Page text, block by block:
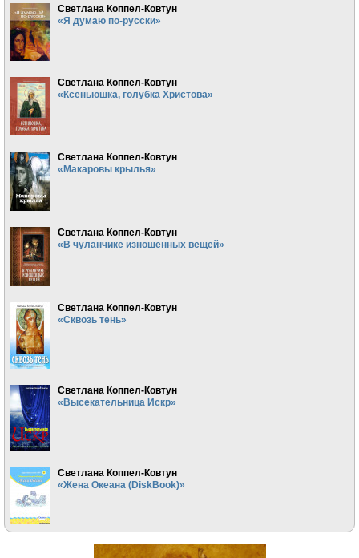
Светлана Коппел-Ковтун
«Я думаю по-русски»
Светлана Коппел-Ковтун
«Ксеньюшка, голубка Христова»
Светлана Коппел-Ковтун
«Макаровы крылья»
Светлана Коппел-Ковтун
«В чуланчике изношенных вещей»
Светлана Коппел-Ковтун
«Сквозь тень»
Светлана Коппел-Ковтун
«Высекательница Искр»
Светлана Коппел-Ковтун
«Жена Океана (DiskBook)»